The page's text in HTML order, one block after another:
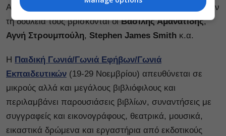
Ανάμεσα στους καλλιτέχνες που θα μας παρουσιάσουν
τη δουλειά τους βρίσκονται οιΒασίλης Αμανατίδης,
Αγνή Στρουμπούλη, Stephen James Smith κ.α.
Η Παιδική Γωνιά/Γωνιά Εφήβων/Γωνιά
Εκπαιδευτικών (19-29 Νοεμβρίου) απευθύνεται σε
μικρούς αλλά και μεγάλους βιβλιόφιλους και
περιλαμβάνει παρουσιάσεις βιβλίων, συναντήσεις με
συγγραφείς και εικονογράφους, θεατρικά, μουσικά,
εικαστικά δρώμενα και εργαστήρια από εκδοτικούς